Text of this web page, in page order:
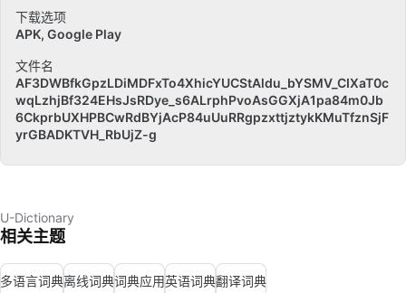
下载选项
APK, Google Play
文件名
AF3DWBfkGpzLDiMDFxTo4XhicYUCStAldu_bYSMV_CIXaT0c
wqLzhjBf324EHsJsRDye_s6ALrphPvoAsGGXjA1pa84m0Jb
6CkprbUXHPBCwRdBYjAcP84uUuRRgpzxttjztykKMuTfznSjF
yrGBADKTVH_RbUjZ-g
U-Dictionary
相关主题
多语言词典离线词典词典应用英语词典翻译词典